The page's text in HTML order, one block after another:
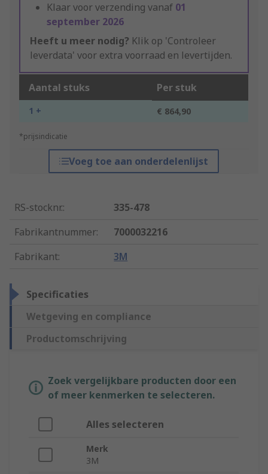
Klaar voor verzending vanaf 01
september 2026
Heeft u meer nodig? Klik op 'Controleer
leverdata' voor extra voorraad en levertijden.
Aantal stuks Per stuk
1 + € 864,90
*prijsindicatie
Voeg toe aan onderdelenlijst
RS-stocknr.:
335-478
Fabrikantnummer:
7000032216
Fabrikant: 3M
Specificaties
Wetgeving en compliance
Productomschrijving
Zoek vergelijkbare producten door een
of meer kenmerken te selecteren.
Alles selecteren
Merk
3M